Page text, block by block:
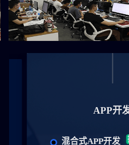
APP开
混合式APP开发